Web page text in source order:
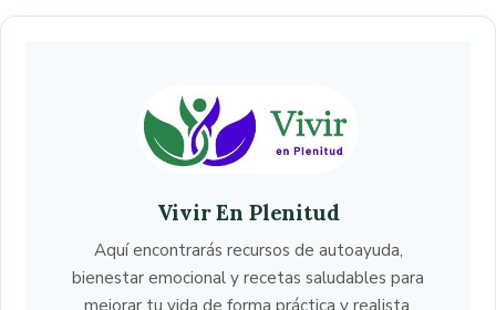
Vivir En Plenitud
Aquí encontrarás recursos de autoayuda,
bienestar emocional y recetas saludables para